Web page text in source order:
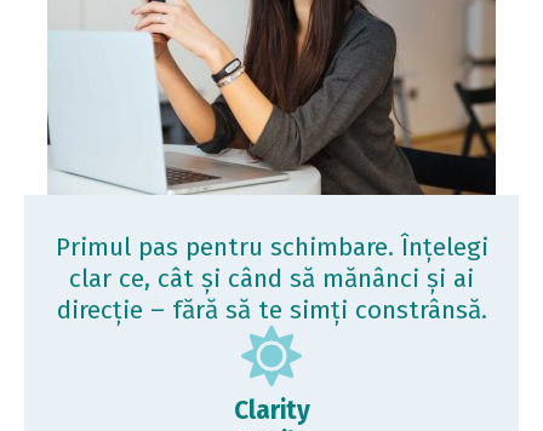
Primul pas pentru schimbare. Înțelegi
clar ce, cât și când să mănânci și ai
direcție – fără să te simți constrânsă.
Clarity